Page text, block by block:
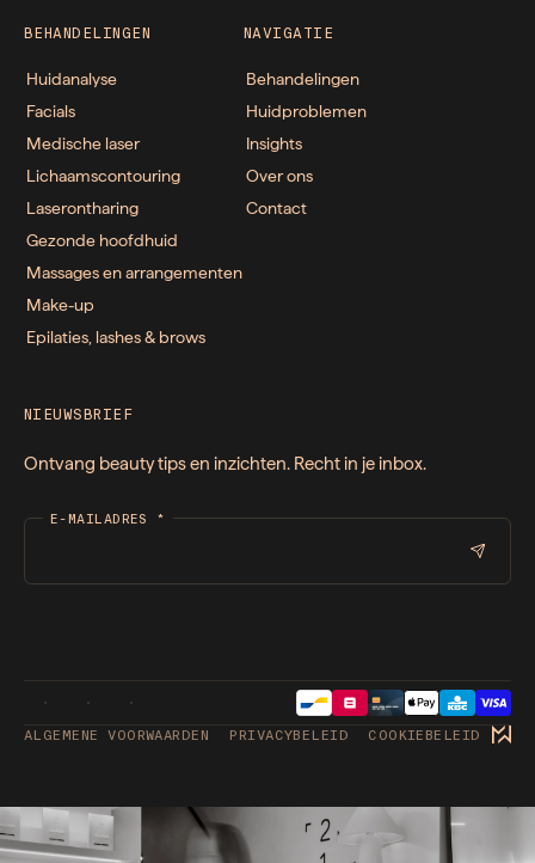
BEHANDELINGEN
Huidanalyse
Facials
Medische laser
Lichaamscontouring
Laserontharing
Gezonde hoofdhuid
Massages en arrangementen
Make-up
Epilaties, lashes & brows
NAVIGATIE
Behandelingen
Huidproblemen
Insights
Over ons
Contact
NIEUWSBRIEF
Ontvang beauty tips en inzichten. Recht in je inbox.
E-MAILADRES *
ALGEMENE VOORWAARDEN PRIVACYBELEID COOKIEBELEID